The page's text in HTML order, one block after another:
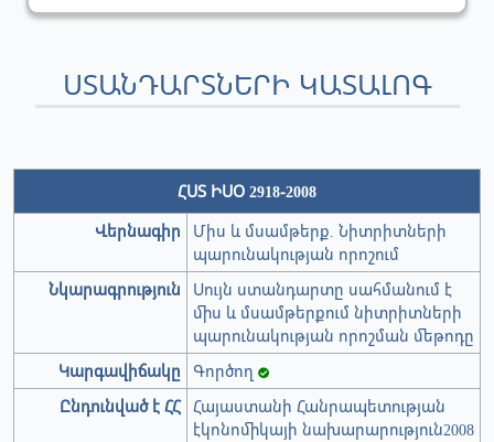
ՍՏԱՆԴԱՐՏՆԵՐԻ ԿԱՏԱԼՈԳ
ՀՍՏ ԻՍՕ 2918-2008
Վերնագիր
Միս և մսամթերք. Նիտրիտների
պարունակության որոշում
Նկարագրություն
Սույն ստանդարտը սահմանում է
միս և մսամթերքում նիտրիտների
պարունակության որոշման մեթոդը
Կարգավիճակը
Գործող
Ընդունված է ՀՀ Հայաստանի Հանրապետության
էկոնոմիկայի նախարարություն2008